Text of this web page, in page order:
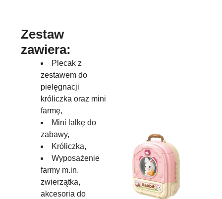
Zestaw
zawiera:
Plecak z
zestawem do
pielęgnacji
króliczka oraz mini
farmę,
Mini lalkę do
zabawy,
Króliczka,
Wyposażenie
farmy m.in.
zwierzątka,
akcesoria do